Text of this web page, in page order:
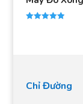
Chỉ Đường